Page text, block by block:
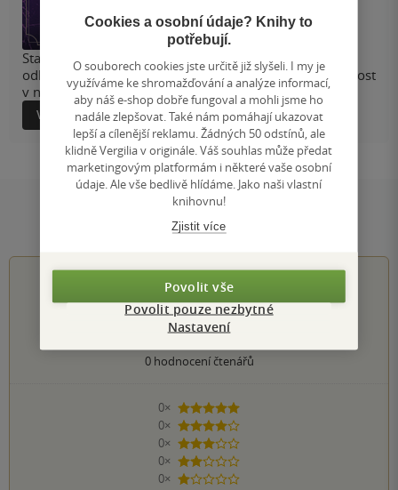
Starobylá elitní univerzita plná tajemství, touha po
odhalení záhady smrtelné choroby a zakázaná přitažlivost
v nové gotické dark romance.
Více informací
Hodnocení a recenze čtenářů
0.0z5
0hodnocení čtenářů
0×
5 hvězdiček
0×
4 hvězdičky
0×
3 hvězdičky
0×
2 hvězdičky
0×
1 hvezdička
Cookies a osobní údaje? Knihy to
potřebují.
O souborech cookies jste určitě již slyšeli. I my je
využíváme ke shromažďování a analýze informací,
aby náš e-shop dobře fungoval a mohli jsme ho
nadále zlepšovat. Také nám pomáhají ukazovat
lepší a cílenější reklamu. Žádných 50 odstínů, ale
klidně Vergilia v originále. Váš souhlas může předat
marketingovým platformám i některé vaše osobní
údaje. Ale vše bedlivě hlídáme. Jako naši vlastní
knihovnu!
Zjistit více
Povolit vše
Povolit pouze nezbytné
Nastavení